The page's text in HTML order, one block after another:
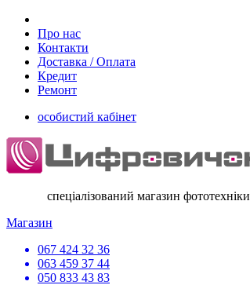
Про нас
Контакти
Доставка / Оплата
Кредит
Ремонт
особистий кабінет
спеціалізований магазин фототехніки
Магазин
067 424 32 36
063 459 37 44
050 833 43 83